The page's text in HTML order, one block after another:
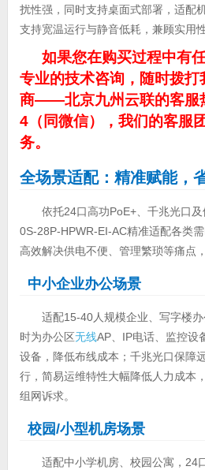
扰性强，同时支持桌面式部署，适配
支持宽温运行与静音低耗，兼顾实用
如果您在购买过程中有
专业的技术咨询，随时拨
商——北京九州云联的客服
4（同微信），我们的客服
务。
全场景适配：精准赋能，
依托24口高功PoE+、千兆光口
0S-28P-HPWR-EI-AC精准适配各类
高效解决供电不便、管理繁琐等痛点
中小企业办公场景
适配15-40人规模企业、写字楼
时为办公区无线AP、IP电话、监控设
设备，降低布线成本；千兆光口保障
行，简易运维特性大幅降低人力成本
组网诉求。
校园/小型机房场景
适配中小学机房、校园公寓，24